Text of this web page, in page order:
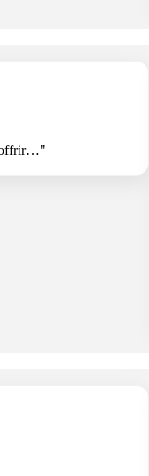
offrir…"